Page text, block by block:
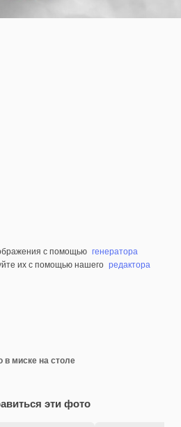
с помощью генератора
их с помощью нашего редактора
в миске на столе
эти фото